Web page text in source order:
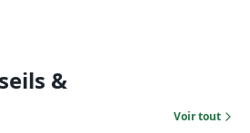
&
Voir tout